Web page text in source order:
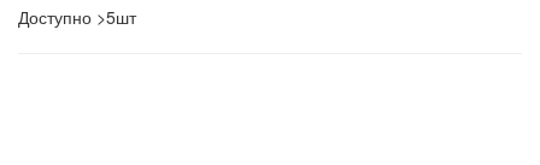
Доступно >5шт